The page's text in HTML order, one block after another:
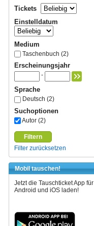
Tickets
Einstelldatum
Medium
Taschenbuch (2)
Erscheinungsjahr
-
Sprache
Deutsch (2)
Suchoptionen
Autor (2)
Filtern
Filter zurücksetzen
Mobil tauschen!
Jetzt die Tauschticket App für
Android und iOS laden!